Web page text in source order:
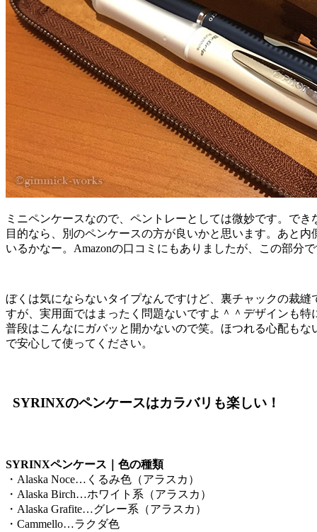
ミニペンケースなので、ペントレーとしては微妙です。で
目的なら、別のペンケースの方が良いかと思います。あと
いるかなー。Amazonの口コミにもありましたが、この部分
ぼくは気にならないタイプなんですけど、裏チャックの裁
すが、実用面ではまったく問題ないですよ＾＾デザインも
普段はこんなにガバッと開かないので笑。ほつれる心配も
で安心して使ってください。
SYRINXのペンケースはカラバリも楽しい！
SYRINXペンケース｜色の種類
・Alaska Noce…くるみ色（アラスカ）
・Alaska Birch…ホワイト系（アラスカ）
・Alaska Grafite…グレー系（アラスカ）
・Cammello…ラクダ色